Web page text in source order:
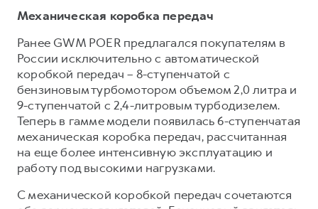
Коллекция CITY
Коллекция Детская
Коллекция Детская
Механическая коробка передач
Ранее GWM POER предлагался покупателям в
России исключительно с автоматической
коробкой передач – 8-ступенчатой с
бензиновым турбомотором объемом 2,0 литра и
9-ступенчатой с 2,4-литровым турбодизелем.
Теперь в гамме модели появилась 6-ступенчатая
механическая коробка передач, рассчитанная
на еще более интенсивную эксплуатацию и
работу под высокими нагрузками.
С механической коробкой передач сочетаются